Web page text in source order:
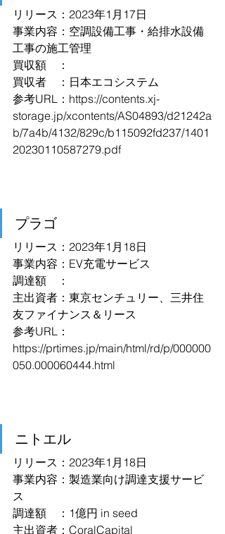
リリース：2023年1月17日
事業内容：空調設備工事・給排水設備
工事の施工管理
買収額　：
買収者　：日本エコシステム
参考URL： https://contents.xj-
storage.jp/xcontents/AS04893/d21242a
b/7a4b/4132/829c/b115092fd237/1401
20230110587279.pdf
プラゴ
リリース：2023年1月18日
事業内容：EV充電サービス
調達額　：
主出資者：東京センチュリー、三井住
友ファイナンス＆リース
参考URL：
https://prtimes.jp/main/html/rd/p/000000
050.000060444.html
ニトエル
リリース：2023年1月18日
事業内容：製造業向け調達支援サービ
ス
調達額　：1億円 in seed
主出資者：CoralCapital